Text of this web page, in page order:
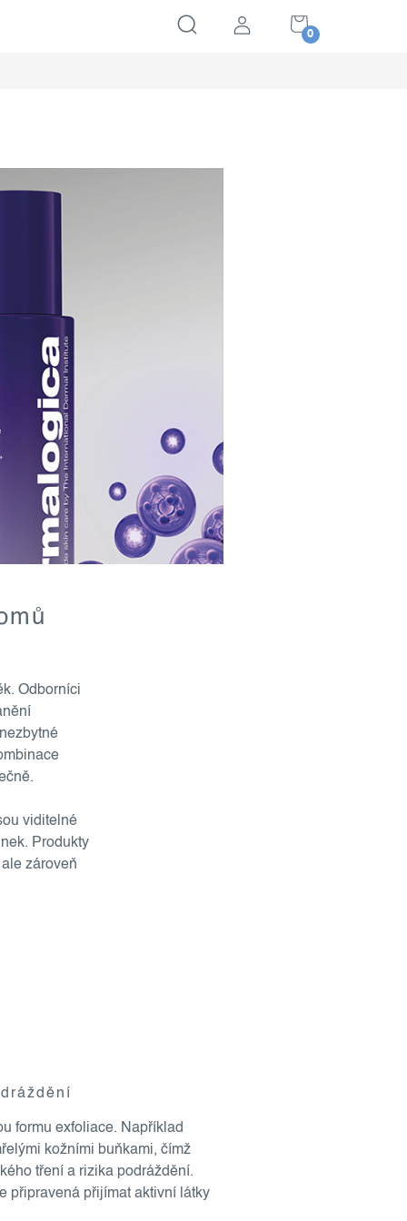
NÁKUPNÍ
KOŠÍK
Odborníci
viditelné
Produkty
zároveň
formu exfoliace. Například
kožními buňkami, čímž
tření a rizika podráždění.
připravená přijímat aktivní látky